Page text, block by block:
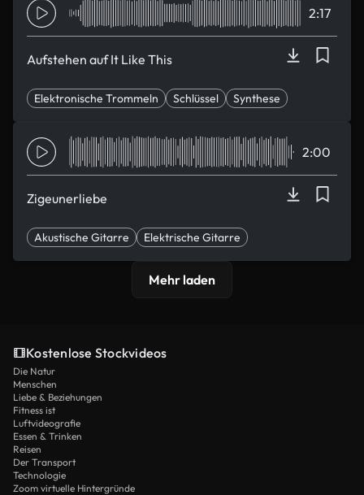
Aufstehen auf It Like This
2:17
Elektronische Trommeln Schlüssel
Synthese
Zigeunerliebe
2:00
Akustische Gitarre
Elektrische Gitarre
Mehr laden
Kostenlose Stockvideos
Die Natur
Menschen
Liebe & Beziehungen
Fitness ist
Luftvideografie
Essen & Trinken
Reisen
Der Transport
Technologie
Zoom virtuelle Hintergründe